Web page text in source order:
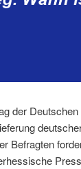
der
Befragten